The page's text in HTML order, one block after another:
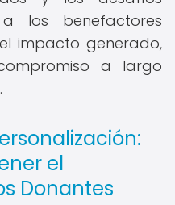
los benefactores
impacto generado,
a largo
el
Donantes